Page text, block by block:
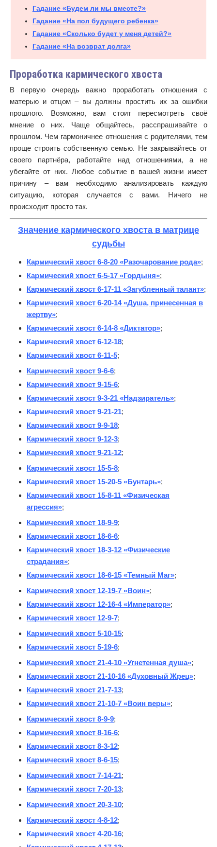
Гадание «Будем ли мы вместе?»
Гадание «На пол будущего ребенка»
Гадание «Сколько будет у меня детей?»
Гадание «На возврат долга»
Проработка кармического хвоста
В первую очередь важно проработать отношения с
матерью и отцом – вы должны простить их за ошибки
прошлого. Возможно, вам стоит пересмотреть своё
мнение о них. Чаще общайтесь, расспрашивайте о
прошлом. Чем гармоничнее отношения с родителями, тем
проще строить собственную семью. Не закрывайтесь от
своего партнёра, работайте над отношениями, а не
убегайте от них. Любое событие в вашей жизни имеет
причину – вам необходимо анализировать каждую
ситуацию, которая случается с вами. Ничего не
происходит просто так.
Значение кармического хвоста в матрице
судьбы
Кармический хвост 6-8-20 «Разочарование рода»;
Кармический хвост 6-5-17 «Гордыня»;
Кармический хвост 6-17-11 «Загубленный талант»;
Кармический хвост 6-20-14 «Душа, принесенная в
жертву»;
Кармический хвост 6-14-8 «Диктатор»;
Кармический хвост 6-12-18;
Кармический хвост 6-11-5;
Кармический хвост 9-6-6;
Кармический хвост 9-15-6;
Кармический хвост 9-3-21 «Надзиратель»;
Кармический хвост 9-21-21;
Кармический хвост 9-9-18;
Кармический хвост 9-12-3;
Кармический хвост 9-21-12;
Кармический хвост 15-5-8;
Кармический хвост 15-20-5 «Бунтарь»;
Кармический хвост 15-8-11 «Физическая
агрессия»;
Кармический хвост 18-9-9;
Кармический хвост 18-6-6;
Кармический хвост 18-3-12 «Физические
страдания»;
Кармический хвост 18-6-15 «Темный Маг»;
Кармический хвост 12-19-7 «Воин»;
Кармический хвост 12-16-4 «Император»;
Кармический хвост 12-9-7;
Кармический хвост 5-10-15;
Кармический хвост 5-19-6;
Кармический хвост 21-4-10 «Угнетенная душа»;
Кармический хвост 21-10-16 «Духовный Жрец»;
Кармический хвост 21-7-13;
Кармический хвост 21-10-7 «Воин веры»;
Кармический хвост 8-9-9;
Кармический хвост 8-16-6;
Кармический хвост 8-3-12;
Кармический хвост 8-6-15;
Кармический хвост 7-14-21;
Кармический хвост 7-20-13;
Кармический хвост 20-3-10;
Кармический хвост 4-8-12;
Кармический хвост 4-20-16;